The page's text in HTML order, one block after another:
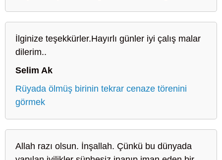
İlginize teşekkürler.Hayırlı günler iyi çalış malar
dilerim..
Selim Ak
Rüyada ölmüş birinin tekrar cenaze törenini
görmek
Allah razı olsun. İnşallah. Çünkü bu dünyada